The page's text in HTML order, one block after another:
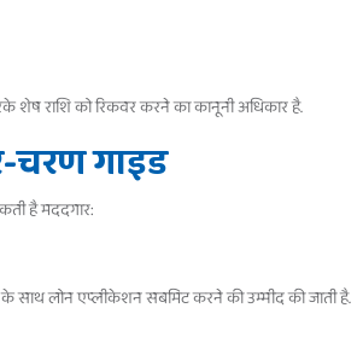
शेष राशि को रिकवर करने का कानूनी अधिकार है.
चरण गाइड
है मददगार:
लोन एप्लीकेशन सबमिट करने की उम्मीद की जाती है.